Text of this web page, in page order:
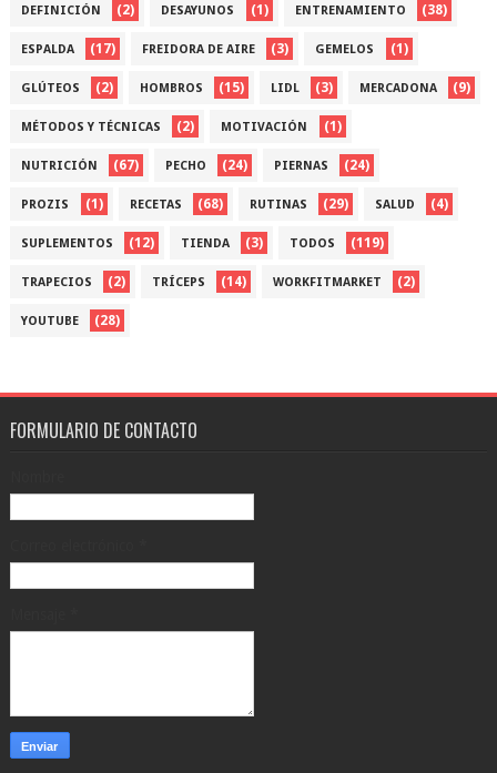
DEFINICIÓN (2) DESAYUNOS (1) ENTRENAMIENTO (38)
ESPALDA (17) FREIDORA DE AIRE (3) GEMELOS (1)
GLÚTEOS (2) HOMBROS (15) LIDL (3) MERCADONA (9)
MÉTODOS Y TÉCNICAS (2) MOTIVACIÓN (1)
NUTRICIÓN (67) PECHO (24) PIERNAS (24)
PROZIS (1) RECETAS (68) RUTINAS (29) SALUD (4)
SUPLEMENTOS (12) TIENDA (3) TODOS (119)
TRAPECIOS (2) TRÍCEPS (14) WORKFITMARKET (2)
YOUTUBE (28)
FORMULARIO DE CONTACTO